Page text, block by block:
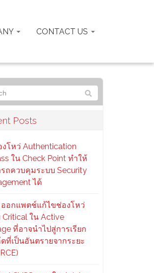
CONTACT US
Posts
โหว่ Authentication
ใน Check Point ทำให้
ถควบคุมระบบ Security
ได้
ออกแพตช์แก้ไขช่องโหว่
Critical ใน Active
ที่อาจนำไปสู่การเรียก
ที่เป็นอันตรายจากระยะ